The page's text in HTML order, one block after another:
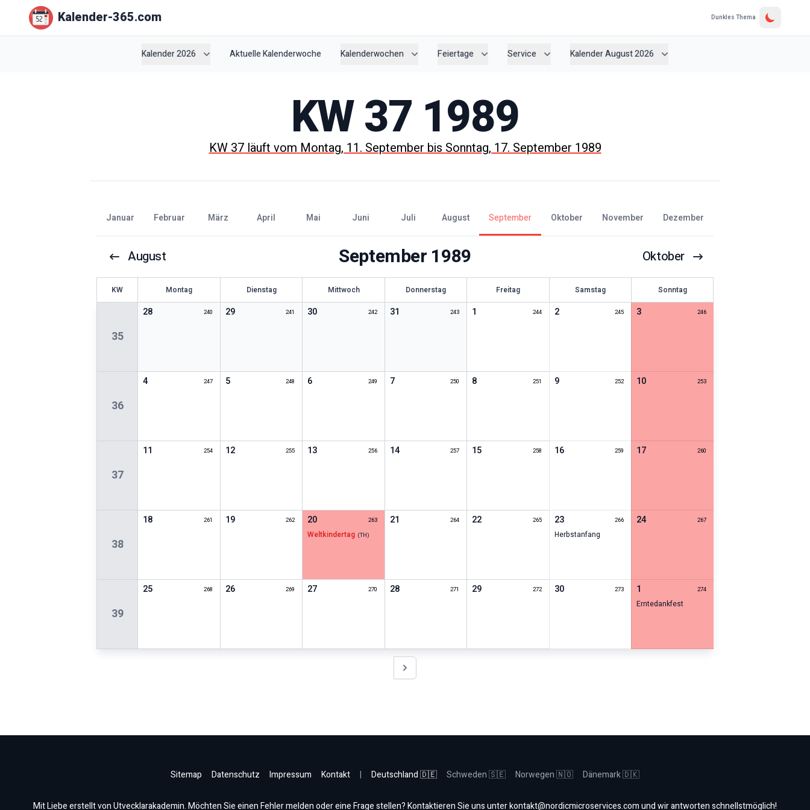
Kalender-365.com Dunkles Thema
Kalender 2026 Aktuelle Kalenderwoche Kalenderwochen Feiertage Service Kalender August 2026
KW37 1989
KW37läuft vomMontag, 11. SeptemberbisSonntag, 17. September 1989
Januar Februar März April Mai Juni Juli August September Oktober November Dezember
August September 1989 Oktober
KW Montag Dienstag Mittwoch Donnerstag Freitag Samstag Sonntag
35
28 240 29 241 30 242 31 243 1 244 2 245 3 246
36
4 247 5 248 6 249 7 250 8 251 9 252 10 253
37
11 254 12 255 13 256 14 257 15 258 16 259 17 260
38
18 261 19 262 20 263
Weltkindertag (TH)
21 264 22 265 23 266
Herbstanfang
24 267
39
25 268 26 269 27 270 28 271 29 272 30 273 1 274
Erntedankfest
Nächstes Jahr
Sitemap Datenschutz Impressum Kontakt | Deutschland 🇩🇪 Schweden 🇸🇪 Norwegen 🇳🇴 Dänemark 🇩🇰
Mit Liebe erstellt von Utvecklarakademin. Möchten Sie einen Fehler melden oder eine Frage stellen? Kontaktieren Sie uns unterkontakt@nordicmicroservices.comund wir antworten schnellstmöglich!